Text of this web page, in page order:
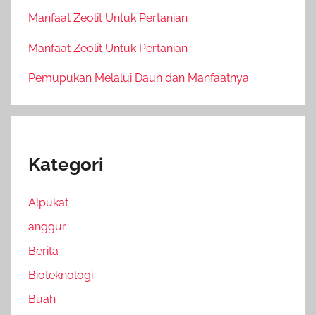
Manfaat Zeolit Untuk Pertanian
Manfaat Zeolit Untuk Pertanian
Pemupukan Melalui Daun dan Manfaatnya
Kategori
Alpukat
anggur
Berita
Bioteknologi
Buah